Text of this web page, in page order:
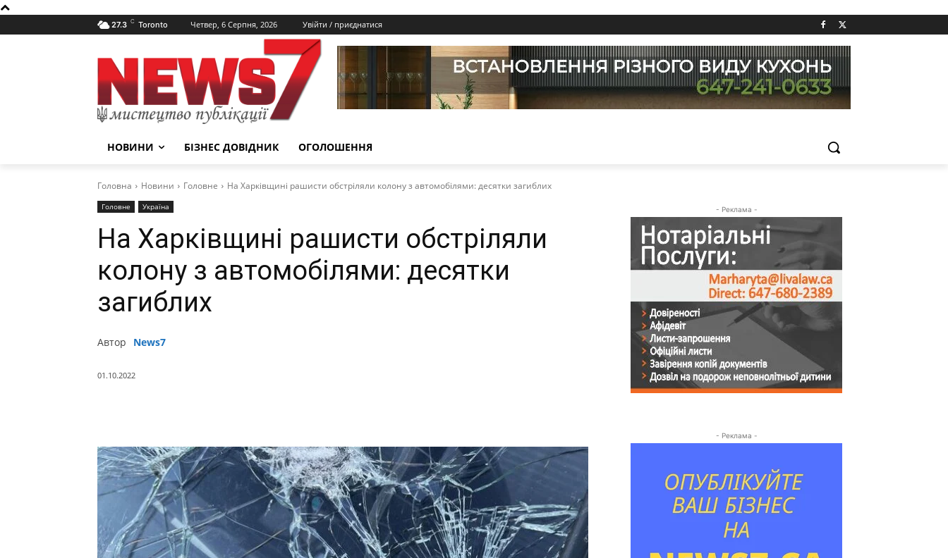
27.3 C Toronto Четвер, 6 Серпня, 2026 Увійти / приєднатися
НОВИНИ БІЗНЕС ДОВІДНИК ОГОЛОШЕННЯ
Головна Новини Головне На Харківщині рашисти обстріляли колону з автомобілями: десятки загиблих
Головне Україна
На Харківщині рашисти обстріляли
колону з автомобілями: десятки
загиблих
Автор News7
01.10.2022
- Реклама -
- Реклама -